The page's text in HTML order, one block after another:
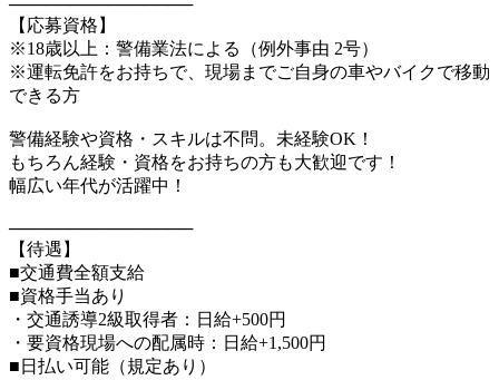
【応募資格】
※18歳以上：警備業法による（例外事由 2号）
※運転免許をお持ちで、現場までご自身の車やバイクで移動
できる方
警備経験や資格・スキルは不問。未経験OK！
もちろん経験・資格をお持ちの方も大歓迎です！
幅広い年代が活躍中！
───────────────
【待遇】
■交通費全額支給
■資格手当あり
・交通誘導2級取得者：日給+500円
・要資格現場への配属時：日給+1,500円
■日払い可能（規定あり）